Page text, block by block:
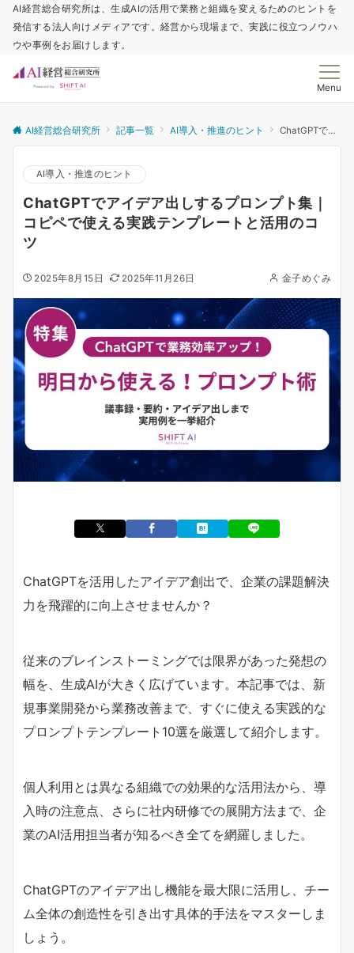
AI経営総合研究所は、生成AIの活用で業務と組織を変えるためのヒントを
発信する法人向けメディアです。経営から現場まで、実践に役立つノウハ
ウや事例をお届けします。
Menu
AI経営総合研究所 記事一覧 AI導入・推進のヒント ChatGPTでアイデア出しするプロンプト集｜コピペで使える実践テンプレートと活用のコツ
AI導入・推進のヒント
ChatGPTでアイデア出しするプロンプト集｜
コピペで使える実践テンプレートと活用のコ
ツ
2025年8月15日 2025年11月26日 金子めぐみ
ChatGPTを活用したアイデア創出で、企業の課題解決
力を飛躍的に向上させませんか？
従来のブレインストーミングでは限界があった発想の
幅を、生成AIが大きく広げています。本記事では、新
規事業開発から業務改善まで、すぐに使える実践的な
プロンプトテンプレート10選を厳選して紹介します。
個人利用とは異なる組織での効果的な活用法から、導
入時の注意点、さらに社内研修での展開方法まで、企
業のAI活用担当者が知るべき全てを網羅しました。
ChatGPTのアイデア出し機能を最大限に活用し、チー
ム全体の創造性を引き出す具体的手法をマスターしま
しょう。